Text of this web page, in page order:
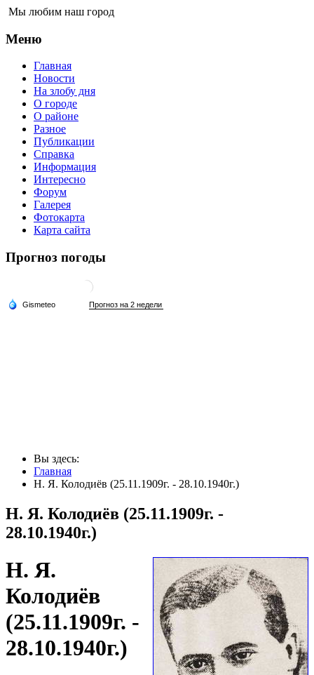
Мы любим наш город
Меню
Главная
Новости
На злобу дня
О городе
О районе
Разное
Публикации
Справка
Информация
Интересно
Форум
Галерея
Фотокарта
Карта сайта
Прогноз погоды
Вы здесь:
Главная
Н. Я. Колодиёв (25.11.1909г. - 28.10.1940г.)
Н. Я. Колодиёв (25.11.1909г. -
28.10.1940г.)
Н. Я.
Колодиёв
(25.11.1909г. -
28.10.1940г.)